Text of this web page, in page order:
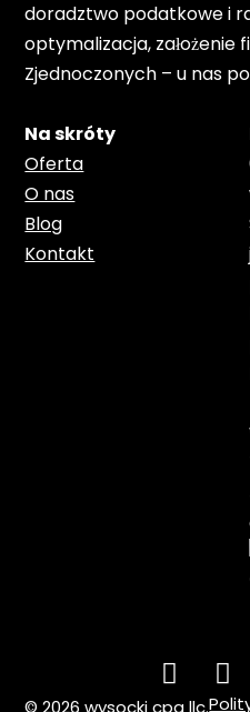
Na skróty
Oferta
O nas
Blog
Kontakt
doradztwo podatkowe i
optymalizacja, założenie
Zjednoczonych – u nas
© 2026 wysocki cpa llc.